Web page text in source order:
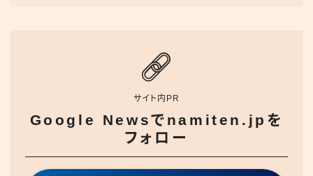
サイト内PR
Google Newsでnamiten.jpを
フォロー